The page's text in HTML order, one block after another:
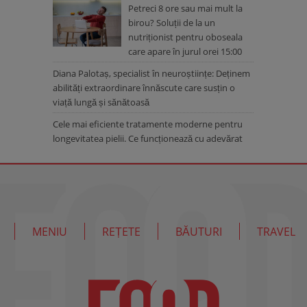
Petreci 8 ore sau mai mult la
birou? Soluții de la un
nutriționist pentru oboseala
care apare în jurul orei 15:00
Diana Palotaș, specialist în neuroștiințe: Deținem
abilități extraordinare înnăscute care susțin o
viață lungă și sănătoasă
Cele mai eficiente tratamente moderne pentru
longevitatea pielii. Ce funcționează cu adevărat
MENIU REȚETE BĂUTURI TRAVEL